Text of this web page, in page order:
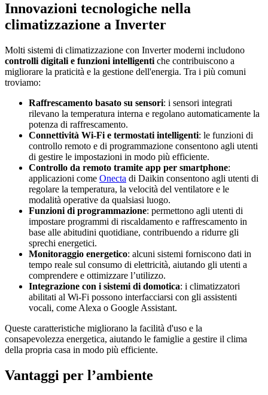
Innovazioni tecnologiche nella
climatizzazione a Inverter
Molti sistemi di climatizzazione con Inverter moderni includono
controlli digitali e funzioni intelligenti che contribuiscono a
migliorare la praticità e la gestione dell'energia. Tra i più comuni
troviamo:
Raffrescamento basato su sensori: i sensori integrati
rilevano la temperatura interna e regolano automaticamente la
potenza di raffrescamento.
Connettività Wi-Fi e termostati intelligenti: le funzioni di
controllo remoto e di programmazione consentono agli utenti
di gestire le impostazioni in modo più efficiente.
Controllo da remoto tramite app per smartphone:
applicazioni come Onecta di Daikin consentono agli utenti di
regolare la temperatura, la velocità del ventilatore e le
modalità operative da qualsiasi luogo.
Funzioni di programmazione: permettono agli utenti di
impostare programmi di riscaldamento e raffrescamento in
base alle abitudini quotidiane, contribuendo a ridurre gli
sprechi energetici.
Monitoraggio energetico: alcuni sistemi forniscono dati in
tempo reale sul consumo di elettricità, aiutando gli utenti a
comprendere e ottimizzare l’utilizzo.
Integrazione con i sistemi di domotica: i climatizzatori
abilitati al Wi-Fi possono interfacciarsi con gli assistenti
vocali, come Alexa o Google Assistant.
Queste caratteristiche migliorano la facilità d'uso e la
consapevolezza energetica, aiutando le famiglie a gestire il clima
della propria casa in modo più efficiente.
Vantaggi per l’ambiente